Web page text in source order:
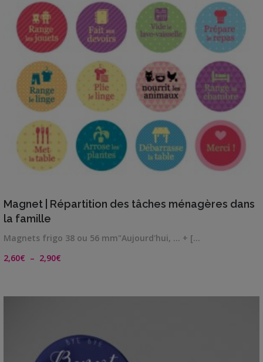
Magnet | Répartition des tâches ménagères dans
la famille
Magnets frigo 38 ou 56 mm"Aujourd'hui, ... + […
2,60€ – 2,90€
2,90€